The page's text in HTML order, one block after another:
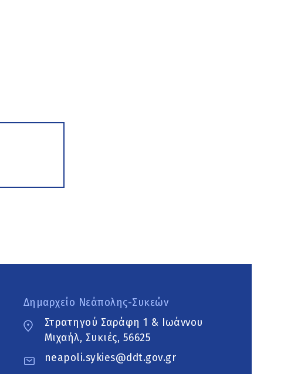
Δημαρχείο Νεάπολης-Συκεών
Στρατηγού Σαράφη 1 & Ιωάννου
Μιχαήλ, Συκιές, 56625
neapoli.sykies@ddt.gov.gr